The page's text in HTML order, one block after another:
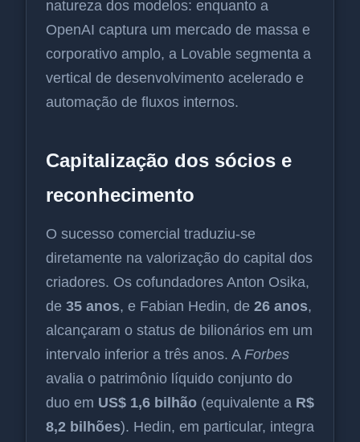
natureza dos modelos: enquanto a
OpenAI captura um mercado de massa e
corporativo amplo, a Lovable segmenta a
vertical de desenvolvimento acelerado e
automação de fluxos internos.
Capitalização dos sócios e
reconhecimento
O sucesso comercial traduziu-se
diretamente na valorização do capital dos
criadores. Os cofundadores Anton Osika,
de 35 anos, e Fabian Hedin, de 26 anos,
alcançaram o status de bilionários em um
intervalo inferior a três anos. A Forbes
avalia o patrimônio líquido conjunto do
duo em US$ 1,6 bilhão (equivalente a R$
8,2 bilhões). Hedin, em particular, integra